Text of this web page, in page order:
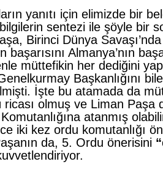
yanıtı için elimizde bir
sentezi ile şöyle bir
Birinci Dünya
başarısını Almanya’nın
müttefikin her dediğini
Başkanlığını
İşte bu atamada da
ricası olmuş ve Liman Paşa
atanmış
iki kez ordu komutanlığı
da, 5. Ordu önerisini